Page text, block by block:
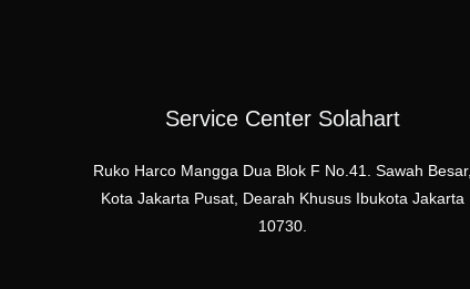
Service Center Solahart
Ruko Harco Mangga Dua Blok F No.41. Sawah Besar,
Kota Jakarta Pusat, Dearah Khusus Ibukota Jakarta
10730.